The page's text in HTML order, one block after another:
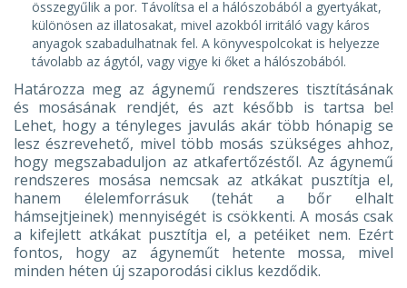
összegyűlik a por. Távolítsa el a hálószobából a gyertyákat,
különösen az illatosakat, mivel azokból irritáló vagy káros
anyagok szabadulhatnak fel. A könyvespolcokat is helyezze
távolabb az ágytól, vagy vigye ki őket a hálószobából.
Határozza meg az ágynemű rendszeres tisztításának
és mosásának rendjét, és azt később is tartsa be!
Lehet, hogy a tényleges javulás akár több hónapig se
lesz észrevehető, mivel több mosás szükséges ahhoz,
hogy megszabaduljon az atkafertőzéstől. Az ágynemű
rendszeres mosása nemcsak az atkákat pusztítja el,
hanem élelemforrásuk (tehát a bőr elhalt
hámsejtjeinek) mennyiségét is csökkenti. A mosás csak
a kifejlett atkákat pusztítja el, a petéiket nem. Ezért
fontos, hogy az ágyneműt hetente mossa, mivel
minden héten új szaporodási ciklus kezdődik.